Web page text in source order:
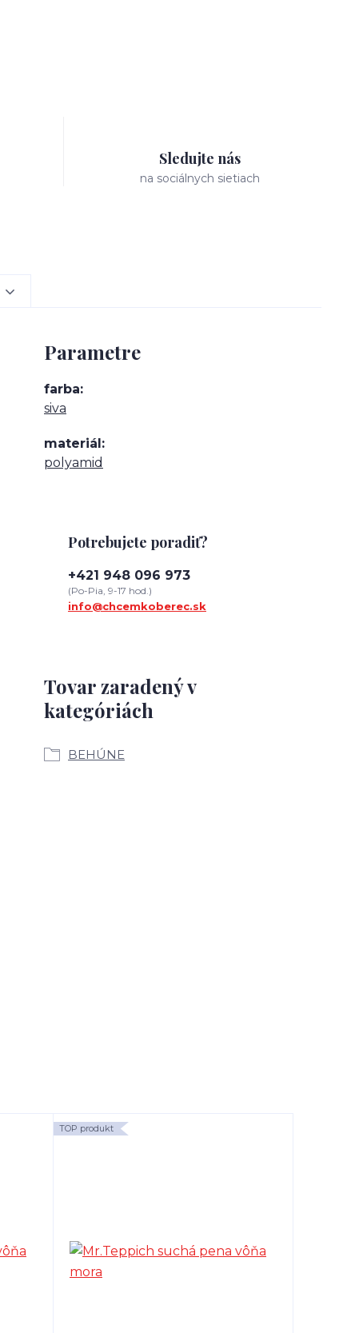
Sledujte nás
na sociálnych sietiach
Parametre
farba
siva
materiál
polyamid
Tovar zaradený v
kategóriách
BEHÚNE
Potrebujete poradiť?
+421 948 096 973
(Po-Pia, 9-17 hod.)
info@chcemkoberec.sk
TOP produkt